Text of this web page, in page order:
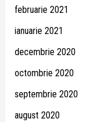
februarie 2021
ianuarie 2021
decembrie 2020
octombrie 2020
septembrie 2020
august 2020